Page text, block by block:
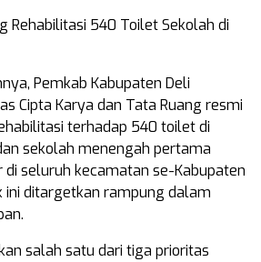
Rehabilitasi 540 Toilet Sekolah di
Pemkab Kabupaten Deli
Cipta Karya dan Tata Ruang resmi
terhadap 540 toilet di
sekolah menengah pertama
di seluruh kecamatan se-Kabupaten
ini ditargetkan rampung dalam
salah satu dari tiga prioritas